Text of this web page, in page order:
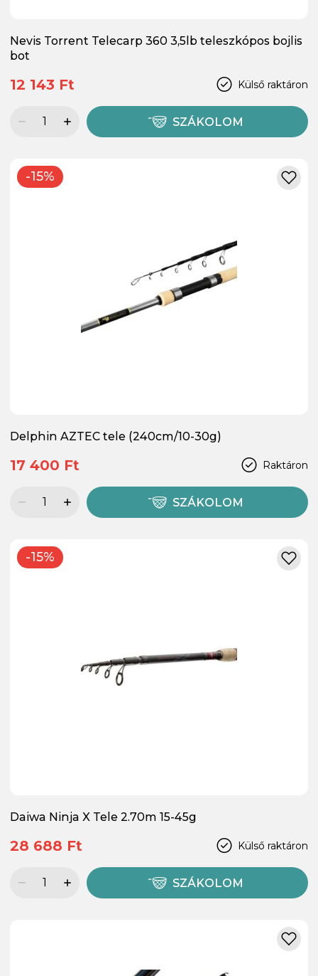
Nevis Torrent Telecarp 360 3,5lb teleszkópos bojlis
bot
Külső raktáron
12 143 Ft
SZÁKOLOM
-15%
Delphin AZTEC tele (240cm/10-30g)
Raktáron
17 400 Ft
SZÁKOLOM
-15%
Daiwa Ninja X Tele 2.70m 15-45g
Külső raktáron
28 688 Ft
SZÁKOLOM